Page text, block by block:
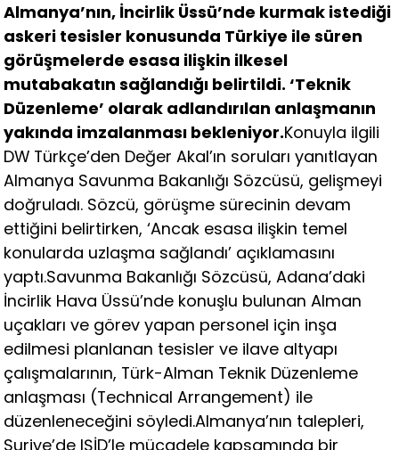
Almanya’nın, İncirlik Üssü’nde kurmak istediği
askeri tesisler konusunda Türkiye ile süren
görüşmelerde esasa ilişkin ilkesel
mutabakatın sağlandığı belirtildi. ‘Teknik
Düzenleme’ olarak adlandırılan anlaşmanın
yakında imzalanması bekleniyor.Konuyla ilgili
DW Türkçe’den Değer Akal’ın soruları yanıtlayan
Almanya Savunma Bakanlığı Sözcüsü, gelişmeyi
doğruladı. Sözcü, görüşme sürecinin devam
ettiğini belirtirken, ‘Ancak esasa ilişkin temel
konularda uzlaşma sağlandı’ açıklamasını
yaptı.Savunma Bakanlığı Sözcüsü, Adana’daki
İncirlik Hava Üssü’nde konuşlu bulunan Alman
uçakları ve görev yapan personel için inşa
edilmesi planlanan tesisler ve ilave altyapı
çalışmalarının, Türk-Alman Teknik Düzenleme
anlaşması (Technical Arrangement) ile
düzenleneceğini söyledi.Almanya’nın talepleri,
Suriye’de IŞİD’le mücadele kapsamında bir